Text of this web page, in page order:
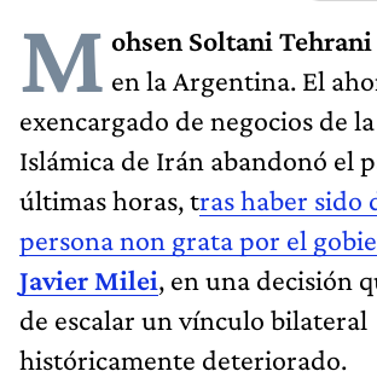
M ohsen Soltani Tehrani
en la Argentina. El
exencargado de negocios de
Islámica de Irán abandonó el
últimas horas, tras haber sido
persona non grata por el
Javier Milei, en una decisión
de escalar un vínculo bilateral
históricamente deteriorado.